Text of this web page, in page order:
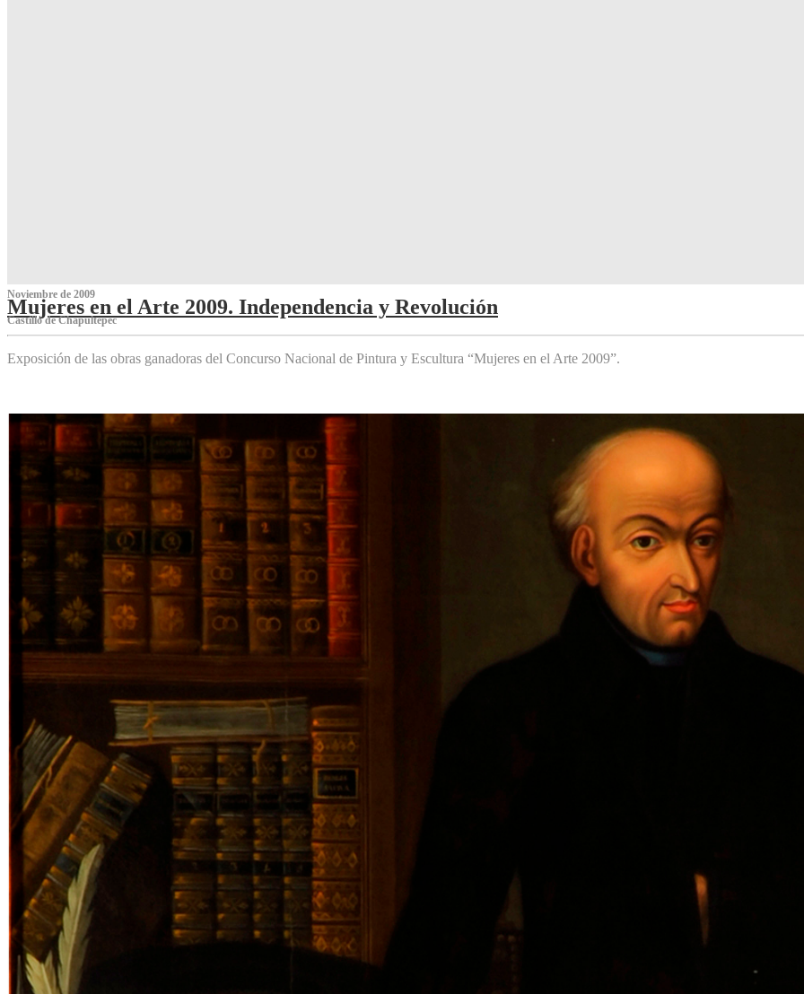
Noviembre de 2009
Mujeres en el Arte 2009. Independencia y Revolución
Castillo de Chapultepec
Exposición de las obras ganadoras del Concurso Nacional de Pintura y Escultura “Mujeres en el Arte 2009”.